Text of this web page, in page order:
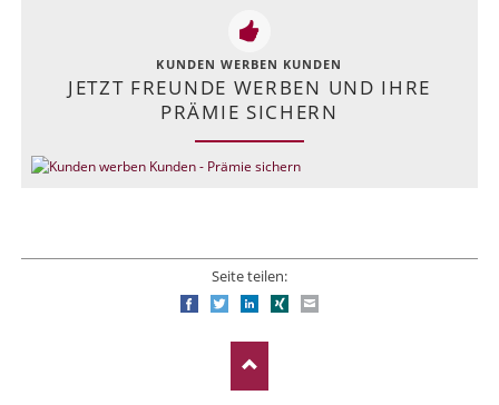
KUNDEN WERBEN KUNDEN
JETZT FREUNDE WERBEN UND IHRE
PRÄMIE SICHERN
Seite teilen:
FacebookTwitterLinkedIn
Xing